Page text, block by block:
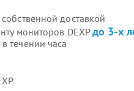
доставкой
мониторов DEXPдо 3-х
течении часа